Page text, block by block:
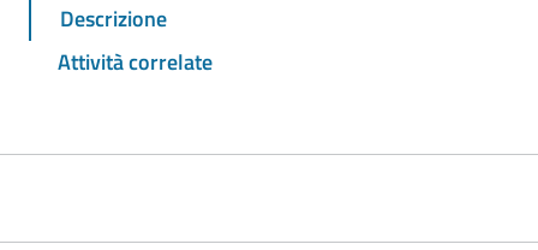
Descrizione
Attività correlate